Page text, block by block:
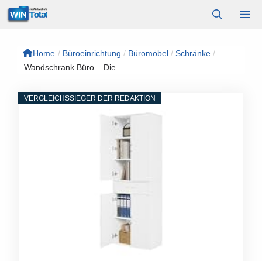
Zum
Inhalt
Home / Büroeinrichtung / Büromöbel / Schränke /
Wandschrank Büro – Die...
VERGLEICHSSIEGER DER REDAKTION